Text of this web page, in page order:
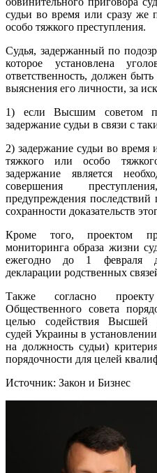
судьи во время или сразу же
особо тяжкого преступления.
Судья, задержанный по
которое установлена
ответственность, должен
выяснения его личности, за
1) если Высшим советом
задержание судьи в связи с
2) задержание судьи во время
тяжкого или особо
задержание является
совершения
предупреждения последствий
сохранности доказательств
Кроме того, проектом
мониторинга образа жизни
ежегодно до 1 февраля
декларации родственных
Также согласно
Общественного совета
целью содействия Высшей
судей Украины в установлении
на должность судьи)
порядочности для целей
Источник: Закон и Бизнес